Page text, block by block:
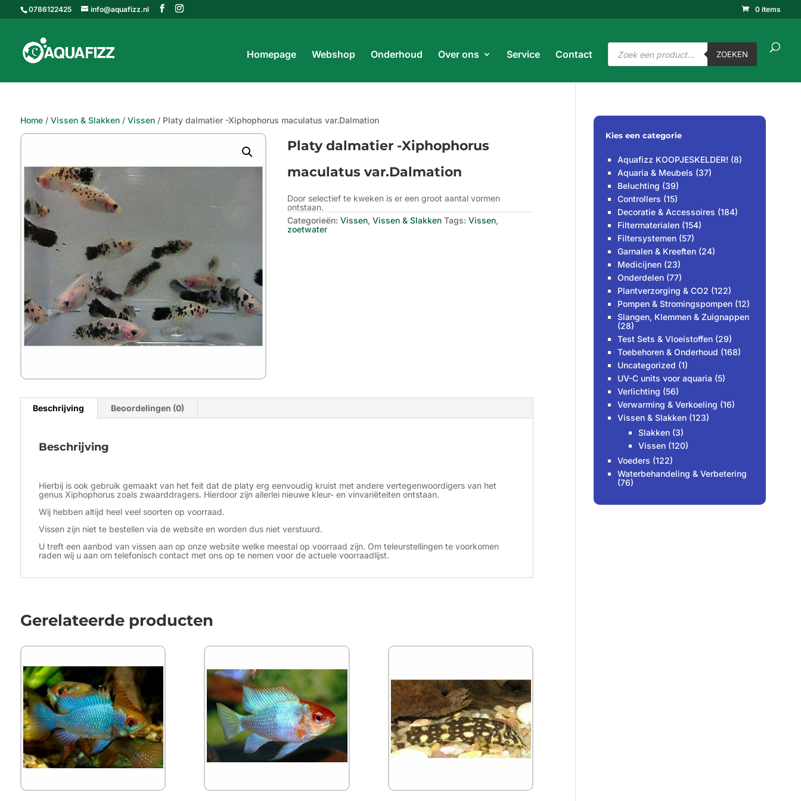
0786122425 info@aquafizz.nl 0 items
Homepage Webshop Onderhoud Over ons Service Contact
Producten
zoeken
ZOEKEN
Producten
Home/ Vissen & Slakken/ Vissen/ Platy dalmatier -Xiphophorus maculatus var.Dalmation
Platy dalmatier -Xiphophorus
maculatus var.Dalmation
Door selectief te kweken is er een groot aantal vormen
ontstaan.
Categorieën: Vissen, Vissen & Slakken Tags: Vissen,
zoetwater
Beschrijving Beoordelingen (0)
Beschrijving
Hierbij is ook gebruik gemaakt van het feit dat de platy erg eenvoudig kruist met andere vertegenwoordigers van het
genus Xiphophorus zoals zwaarddragers. Hierdoor zijn allerlei nieuwe kleur- en vinvariëteiten ontstaan.
Wij hebben altijd heel veel soorten op voorraad.
Vissen zijn niet te bestellen via de website en worden dus niet verstuurd.
​U treft een aanbod van vissen aan op onze website welke meestal op voorraad zijn. Om teleurstellingen te voorkomen
raden wij u aan om telefonisch contact met ons op te nemen voor de actuele voorraadlijst.
Gerelateerde producten
Kies een categorie
Aquafizz KOOPJESKELDER! (8)
Aquaria & Meubels (37)
Beluchting (39)
Controllers (15)
Decoratie & Accessoires (184)
Filtermaterialen (154)
Filtersystemen (57)
Garnalen & Kreeften (24)
Medicijnen (23)
Onderdelen (77)
Plantverzorging & CO2 (122)
Pompen & Stromingspompen (12)
Slangen, Klemmen & Zuignappen
(28)
Test Sets & Vloeistoffen (29)
Toebehoren & Onderhoud (168)
Uncategorized (1)
UV-C units voor aquaria (5)
Verlichting (56)
Verwarming & Verkoeling (16)
Vissen & Slakken (123)
Slakken (3)
Vissen (120)
Voeders (122)
Waterbehandeling & Verbetering
(76)